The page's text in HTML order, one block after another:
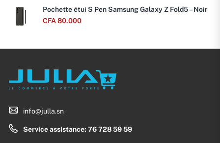
Pochette étui S Pen Samsung Galaxy Z Fold5 – Noir
CFA 80.000
info@julla.sn
Service assistance: 76 728 59 59